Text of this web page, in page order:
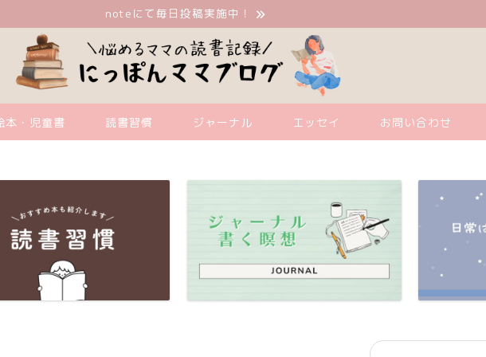
noteにて毎日投稿実施中！
本・児童書 読書習慣 ジャーナル エッセイ お問い合わせ